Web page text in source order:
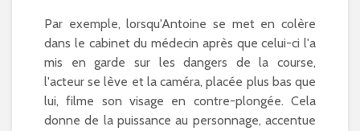
Par exemple, lorsqu'Antoine se met en colère
dans le cabinet du médecin après que celui-ci l'a
mis en garde sur les dangers de la course,
l'acteur se lève et la caméra, placée plus bas que
lui, filme son visage en contre-plongée. Cela
donne de la puissance au personnage, accentue